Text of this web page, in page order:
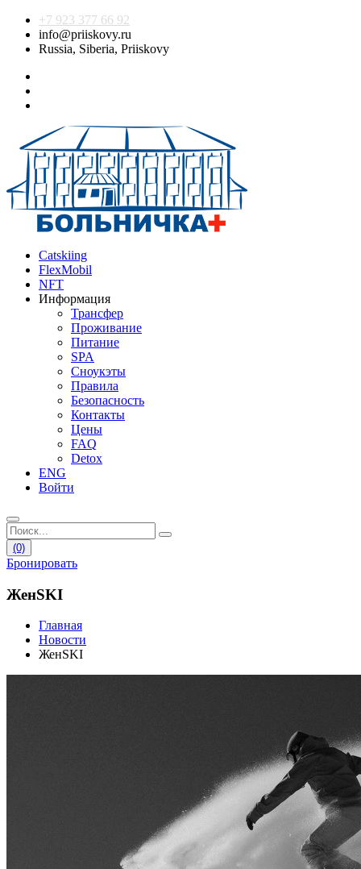
+7 923 377 66 92
info@priiskovy.ru
Russia, Siberia, Priiskovy
Catskiing
FlexMobil
NFT
Информация
Трансфер
Проживание
Питание
SPA
Сноукэты
Правила
Безопасность
Контакты
Цены
FAQ
Detox
ENG
Войти
(0)
Бронировать
ЖенSKI
Главная
Новости
ЖенSKI